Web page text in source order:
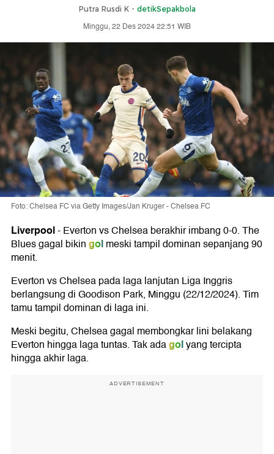
Putra Rusdi K - detikSepakbola
Minggu, 22 Des 2024 22:51 WIB
Foto: Chelsea FC via Getty Images/Jan Kruger - Chelsea FC
Liverpool-Everton vs Chelsea berakhir imbang 0-0. The
Blues gagal bikingolmeski tampil dominan sepanjang 90
menit.
Everton vs Chelsea pada laga lanjutan Liga Inggris
berlangsung di Goodison Park, Minggu (22/12/2024). Tim
tamu tampil dominan di laga ini.
Meski begitu, Chelsea gagal membongkar lini belakang
Everton hingga laga tuntas. Tak adagolyang tercipta
hingga akhir laga.
ADVERTISEMENT